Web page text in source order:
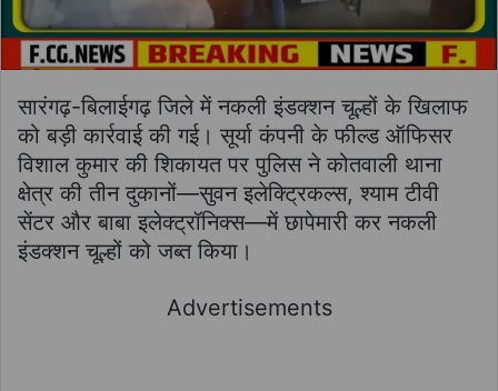
सारंगढ़-बिलाईगढ़ जिले में नकली इंडक्शन चूल्हों के खिलाफ
को बड़ी कार्रवाई की गई। सूर्या कंपनी के फील्ड ऑफिसर
विशाल कुमार की शिकायत पर पुलिस ने कोतवाली थाना
क्षेत्र की तीन दुकानों—सुवन इलेक्ट्रिकल्स, श्याम टीवी
सेंटर और बाबा इलेक्ट्रॉनिक्स—में छापेमारी कर नकली
इंडक्शन चूल्हों को जब्त किया।
Advertisements